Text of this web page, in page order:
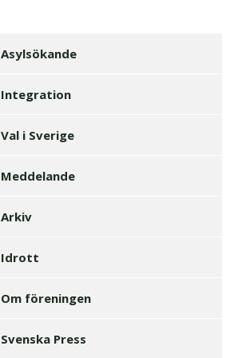
Asylsökande
Integration
Val i Sverige
Meddelande
Arkiv
Idrott
Om föreningen
Svenska Press